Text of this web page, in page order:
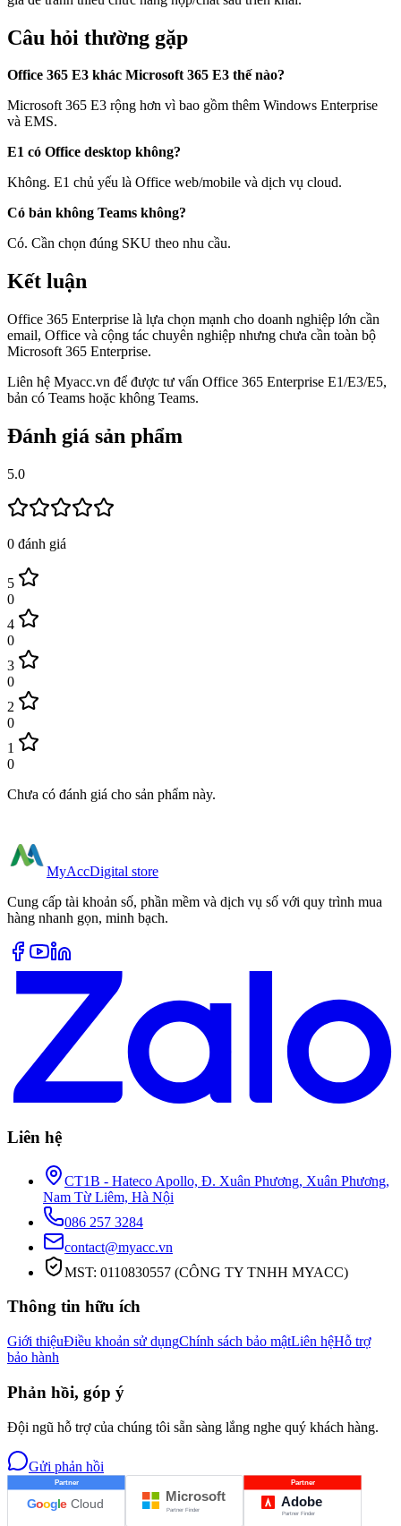
Câu hỏi thường gặp
Office 365 E3 khác Microsoft 365 E3 thế nào?
Microsoft 365 E3 rộng hơn vì bao gồm thêm Windows Enterprise
và EMS.
E1 có Office desktop không?
Không. E1 chủ yếu là Office web/mobile và dịch vụ cloud.
Có bản không Teams không?
Có. Cần chọn đúng SKU theo nhu cầu.
Kết luận
Office 365 Enterprise là lựa chọn mạnh cho doanh nghiệp lớn cần
email, Office và cộng tác chuyên nghiệp nhưng chưa cần toàn bộ
Microsoft 365 Enterprise.
Liên hệ Myacc.vn để được tư vấn Office 365 Enterprise E1/E3/E5,
bản có Teams hoặc không Teams.
Đánh giá sản phẩm
5.0
0 đánh giá
5
0
4
0
3
0
2
0
1
0
Chưa có đánh giá cho sản phẩm này.
MyAccDigital store
Cung cấp tài khoản số, phần mềm và dịch vụ số với quy trình mua
hàng nhanh gọn, minh bạch.
Liên hệ
CT1B - Hateco Apollo, Đ. Xuân Phương, Xuân Phương,
Nam Từ Liêm, Hà Nội
086 257 3284
contact@myacc.vn
MST: 0110830557 (CÔNG TY TNHH MYACC)
Thông tin hữu ích
Giới thiệuĐiều khoản sử dụngChính sách bảo mậtLiên hệHỗ trợ
bảo hành
Phản hồi, góp ý
Đội ngũ hỗ trợ của chúng tôi sẵn sàng lắng nghe quý khách hàng.
Gửi phản hồi